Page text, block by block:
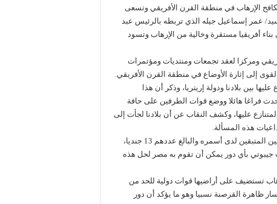
تكافح الإرهاب في منطقة القرن الأفريقي وتسعى
عمر إسماعيل جيله الذي تربطه بالرئيس عبد
أفريقيا مستقرة وخالية من الإرهاب وتسود
ومركزا لعقد تجمعات ومنتديات ومؤتمرات
إلى إثارة الأوضاع في منطقة القرن الأفريقي.
بين بلادنا ودولة إريتريا، وذكر أن هذا
فراغا هائلا ووضع قوات الطرفين على حافة
عليها، وكشف النقاب عن أن بلادنا لجأت إلى
هذه المسألة.
وشدد على الأهمية القصوى التي توليها بلادنا لتحرير الأسرى الجيبوتيين المتبقين لدى أسمره والبالغ عددهم 13 جنديا،
جيبوتي بأي دور يمكن أن تقوم به مصر لحل هذه
تستضيف على أراضيها قوات دولية للحد من
ظاهرة القرصنة نسبيا وهو ما يؤكد أن دور